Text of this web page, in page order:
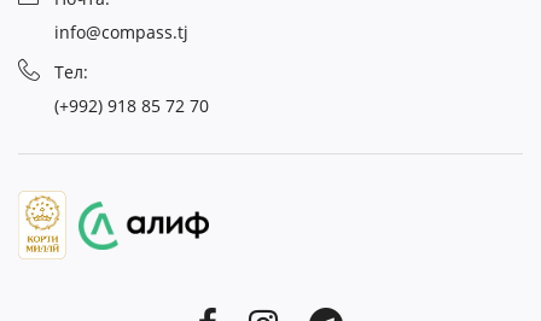
info@compass.tj
Тел:
(+992) 918 85 72 70